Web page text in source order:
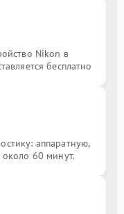
Nikon в
бесплатно
аппаратную,
60 минут.